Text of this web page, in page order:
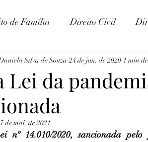
de Família Direito Civil
Lei da
Silva de Souza 24 de jun. de 2020 1 min
de mai. de 2021
nº 14.010/2020, sancionada